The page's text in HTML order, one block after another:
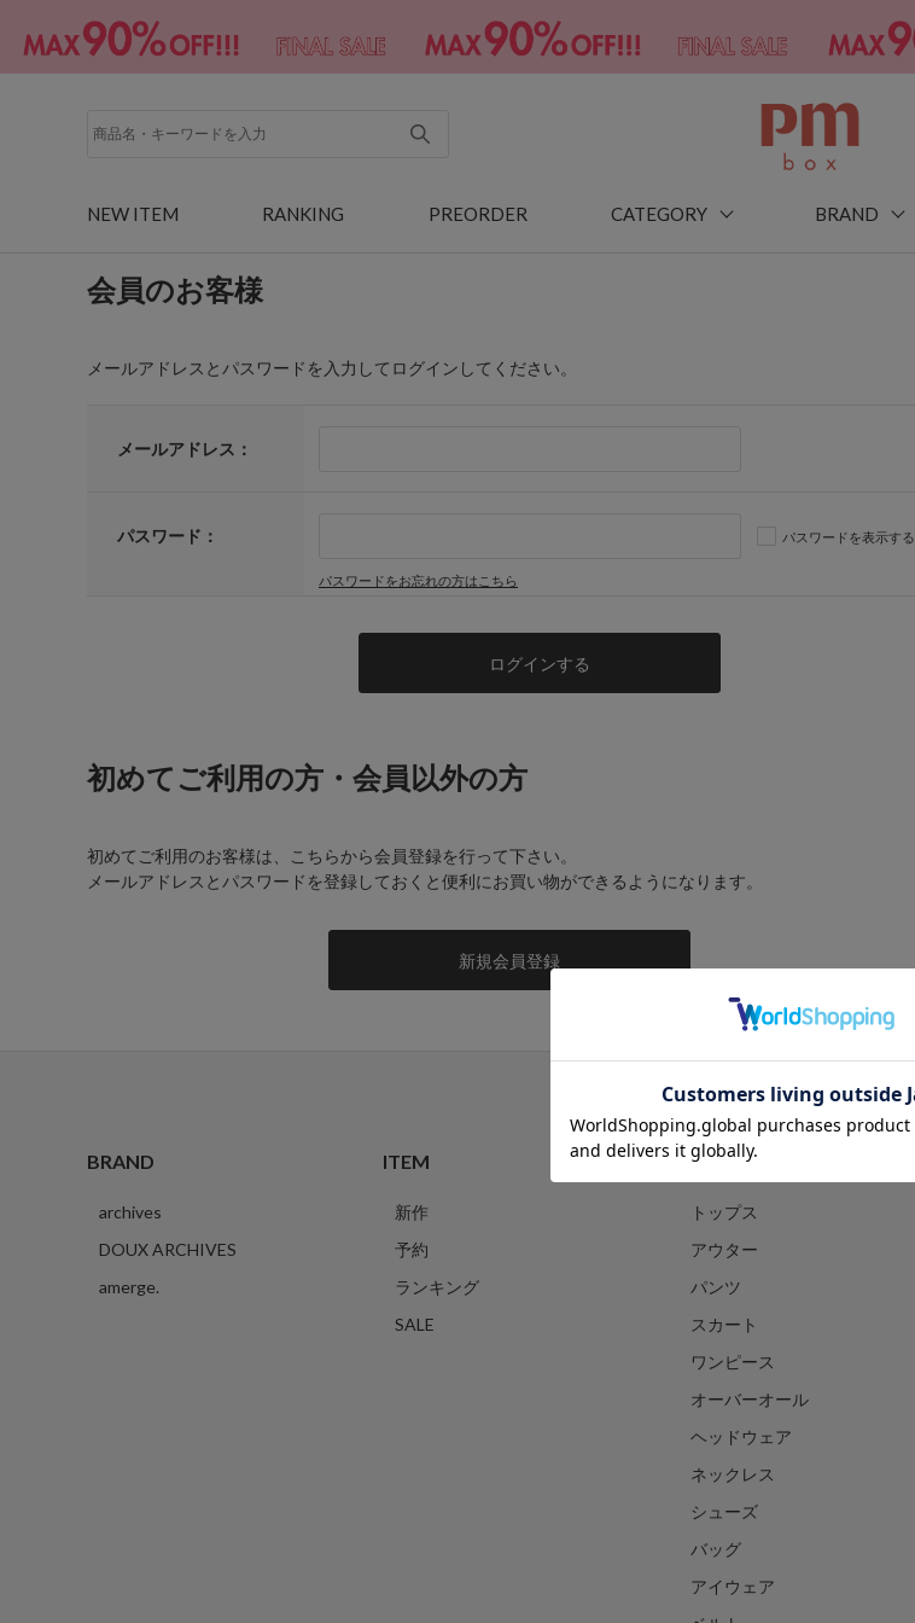
NEW ITEM RANKING PREORDER CATEGORY BRAND
会員のお客様
メールアドレスとパスワードを入力してログインしてください。
メールアドレス：
パスワード： パスワードを表示する
パスワードをお忘れの方はこちら
初めてご利用の方・会員以外の方
初めてご利用のお客様は、こちらから会員登録を行って下さい。
メールアドレスとパスワードを登録しておくと便利にお買い物ができるようになります。
BRAND
archives
DOUX ARCHIVES
amerge.
ITEM
新作
予約
ランキング
SALE
CATEGORY
トップス
アウター
パンツ
スカート
ワンピース
オーバーオール
ヘッドウェア
ネックレス
シューズ
バッグ
アイウェア